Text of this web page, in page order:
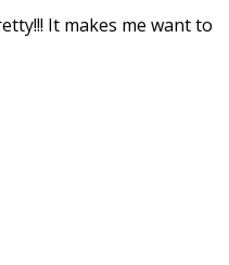
It makes me want to